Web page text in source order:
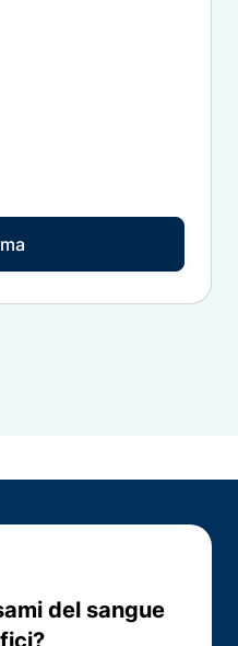
del sangue